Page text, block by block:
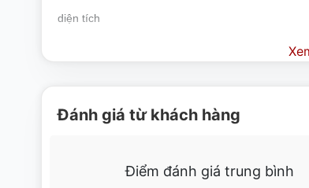
diện tích
– Kính được làm bằng kính cường lực trong suốt
– Đèn LED chiếu sáng bên trong giúp tủ luôn nổi
– Phần khung viền được làm bằng thép không gỉ
Đánh giá từ khách hàng
Điểm đánh giá trung bình